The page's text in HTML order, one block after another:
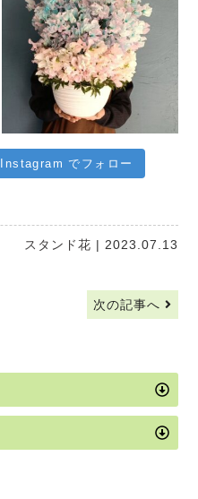
Instagram でフォロー
スタンド花 | 2023.07.13
次の記事へ